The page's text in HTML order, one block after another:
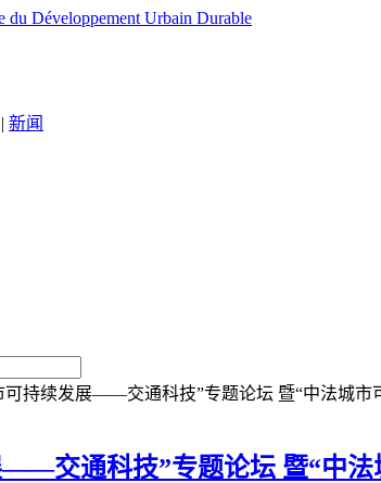
du Développement Urbain Durable
| 新闻
可持续发展——交通科技”专题论坛 暨“中法城市
交通科技”专题论坛 暨“中法